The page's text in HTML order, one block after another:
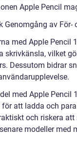
Apple Pencil
Genomgång av För-
med Apple Pencil
skrivkänsla, vilket
Dessutom bidrar
med Apple
för att ladda och
och riskera
modeller med